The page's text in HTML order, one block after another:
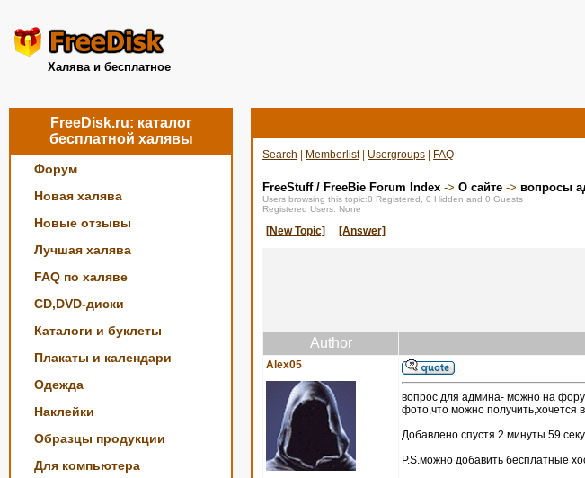
Халява и бесплатное
FreeDisk.ru: каталог
бесплатной халявы
Форум
Новая халява
Новые отзывы
Лучшая халява
FAQ по халяве
CD,DVD-диски
Каталоги и буклеты
Плакаты и календари
Одежда
Наклейки
Образцы продукции
Для компьютера
Search Memberlist| Usergroups FAQ
FreeStuff / FreeBie Forum Index -> О сайте -> вопросы
Users browsing this topic:0 Registered, 0 Hidden and 0 Guests
Registered Users: None
[New Topic] [Answer]
Author
Alex05
вопрос для админа- можно на
фото,что можно получить,хочется
Добавлено спустя 2 минуты 59
P.S.можно добавить бесплатные